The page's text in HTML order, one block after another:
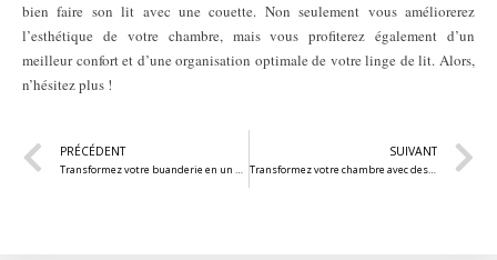
bien faire son lit avec une couette. Non seulement vous améliorerez
l’esthétique de votre chambre, mais vous profiterez également d’un
meilleur confort et d’une organisation optimale de votre linge de lit. Alors,
n’hésitez plus !
PRÉCÉDENT
Transformez votre buanderie en un espace efficace et fonctionnel
SUIVANT
Transformez votre chambre avec des coussins et couvertures pour un rafraîchissement instantané